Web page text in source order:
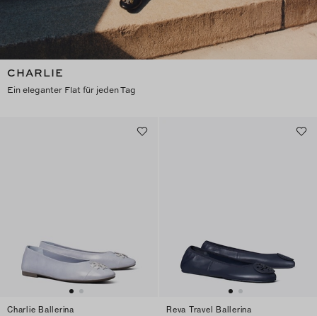
CHARLIE
Ein eleganter Flat für jeden Tag
Charlie Ballerina
Reva Travel Ballerina